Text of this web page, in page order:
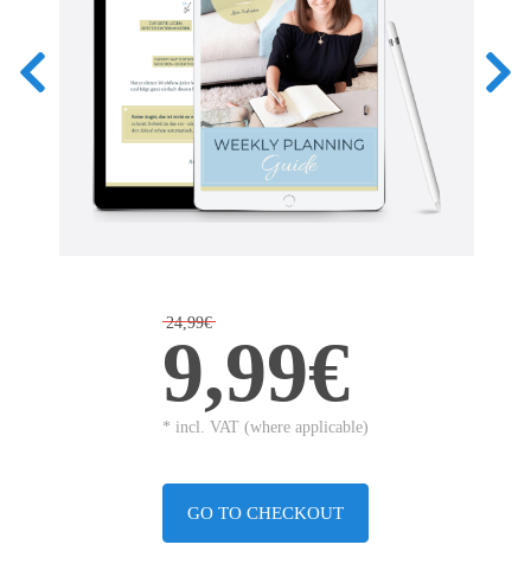
24,99€
9,99€
* incl. VAT (where applicable)
GO TO CHECKOUT